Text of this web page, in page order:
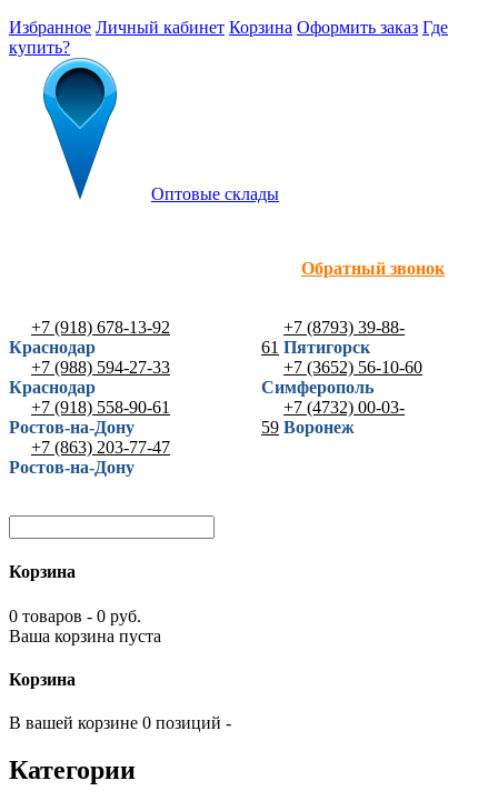
Избранное Личный кабинет Корзина Оформить заказ Где
купить?
Оптовые склады
Обратный звонок
+7 (918) 678-13-92
Краснодар
+7 (988) 594-27-33
Краснодар
+7 (918) 558-90-61
Ростов-на-Дону
+7 (863) 203-77-47
Ростов-на-Дону
+7 (8793) 39-88-
61 Пятигорск
+7 (3652) 56-10-60
Симферополь
+7 (4732) 00-03-
59 Воронеж
Корзина
0 товаров - 0 руб.
Ваша корзина пуста
Корзина
В вашей корзине 0 позиций -
Категории